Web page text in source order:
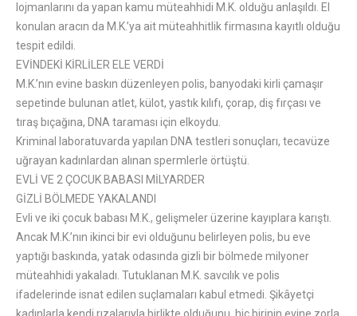
lojmanlarını da yapan kamu müteahhidi M.K. olduğu anlaşıldı. El
konulan aracın da M.K.’ya ait müteahhitlik firmasına kayıtlı olduğu
tespit edildi.
EVİNDEKİ KİRLİLER ELE VERDİ
M.K.’nın evine baskın düzenleyen polis, banyodaki kirli çamaşır
sepetinde bulunan atlet, külot, yastık kılıfı, çorap, diş fırçası ve
tıraş bıçağına, DNA taraması için elkoydu.
Kriminal laboratuvarda yapılan DNA testleri sonuçları, tecavüze
uğrayan kadınlardan alınan spermlerle örtüştü.
EVLİ VE 2 ÇOCUK BABASI MİLYARDER
GİZLİ BÖLMEDE YAKALANDI
Evli ve iki çocuk babası M.K., gelişmeler üzerine kayıplara karıştı.
Ancak M.K.’nın ikinci bir evi olduğunu belirleyen polis, bu eve
yaptığı baskında, yatak odasında gizli bir bölmede milyoner
müteahhidi yakaladı. Tutuklanan M.K. savcılık ve polis
ifadelerinde isnat edilen suçlamaları kabul etmedi. Şikâyetçi